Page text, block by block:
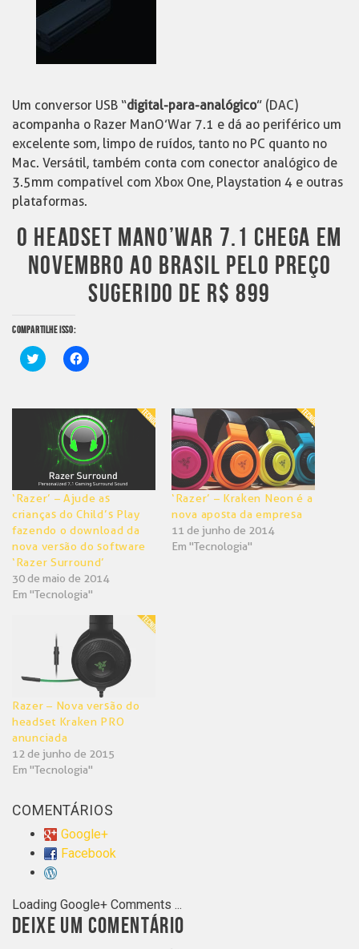
Um conversor USB “digital-para-analógico” (DAC)
acompanha o Razer ManO’War 7.1 e dá ao periférico um
excelente som, limpo de ruídos, tanto no PC quanto no
Mac. Versátil, também conta com conector analógico de
3.5mm compatível com Xbox One, Playstation 4 e outras
plataformas.
O HEADSET MANO’WAR 7.1 CHEGA EM
NOVEMBRO AO BRASIL PELO PREÇO
SUGERIDO DE R$ 899
COMPARTILHE ISSO:
Clique
para
em
janela)
Clique
para
em
nova
janela)
‘Razer’ – Ajude as
crianças do Child’s Play
fazendo o download da
nova versão do software
‘Razer Surround’
30 de maio de 2014
Em "Tecnologia"
‘Razer’ – Kraken Neon é a
nova aposta da empresa
11 de junho de 2014
Em "Tecnologia"
Razer – Nova versão do
headset Kraken PRO
anunciada
12 de junho de 2015
Em "Tecnologia"
COMENTÁRIOS
Google+
Facebook
Loading Google+ Comments ...
DEIXE UM COMENTÁRIO